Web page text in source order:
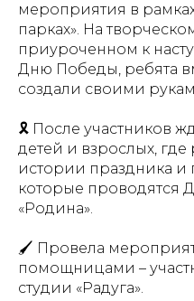
мероприятия в
парках». На
приуроченном к
Дню Победы, ребята
создали своими
🎗️ После участников
детей и взрослых, где
истории праздника и
которые проводятся
«Родина».
🖌️ Провела
помощницами –
студии «Радуга».